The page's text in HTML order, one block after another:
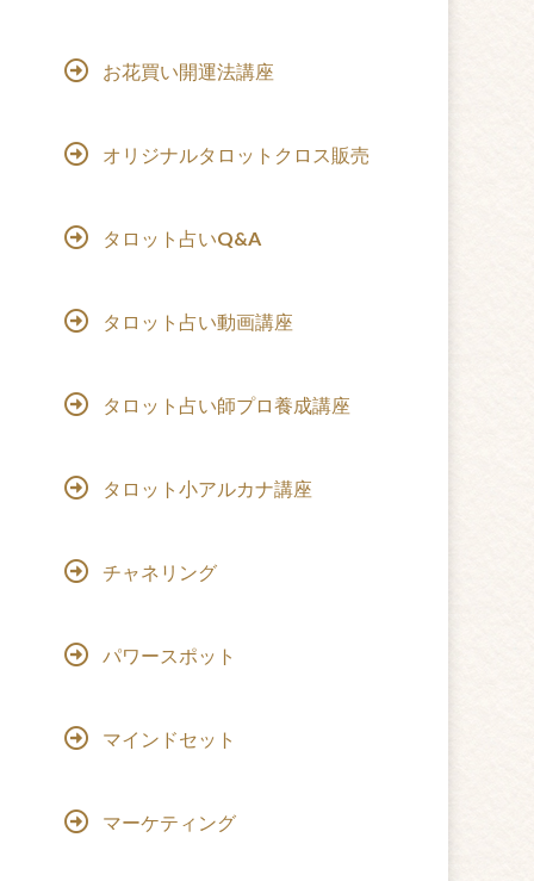
お花買い開運法講座
オリジナルタロットクロス販売
タロット占いQ&A
タロット占い動画講座
タロット占い師プロ養成講座
タロット小アルカナ講座
チャネリング
パワースポット
マインドセット
マーケティング